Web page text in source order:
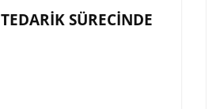
TEDARİK SÜRECİNDE